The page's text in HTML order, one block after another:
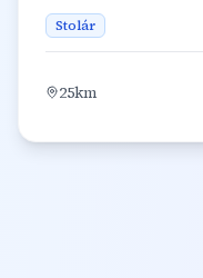
vstavané skrine,
Stolár
25km